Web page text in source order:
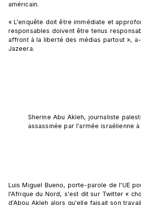
américain.
« L'enquête doit être immédiate et
responsables doivent être tenus
affront à la liberté des médias partout »,
Jazeera.
Sherine Abu Akleh, journaliste
assassinée par l'armée israélienne à
Luis Miguel Bueno, porte-parole de l'UE
l'Afrique du Nord, s'est dit sur Twitter «
d'Abou Akleh alors qu'elle faisait son